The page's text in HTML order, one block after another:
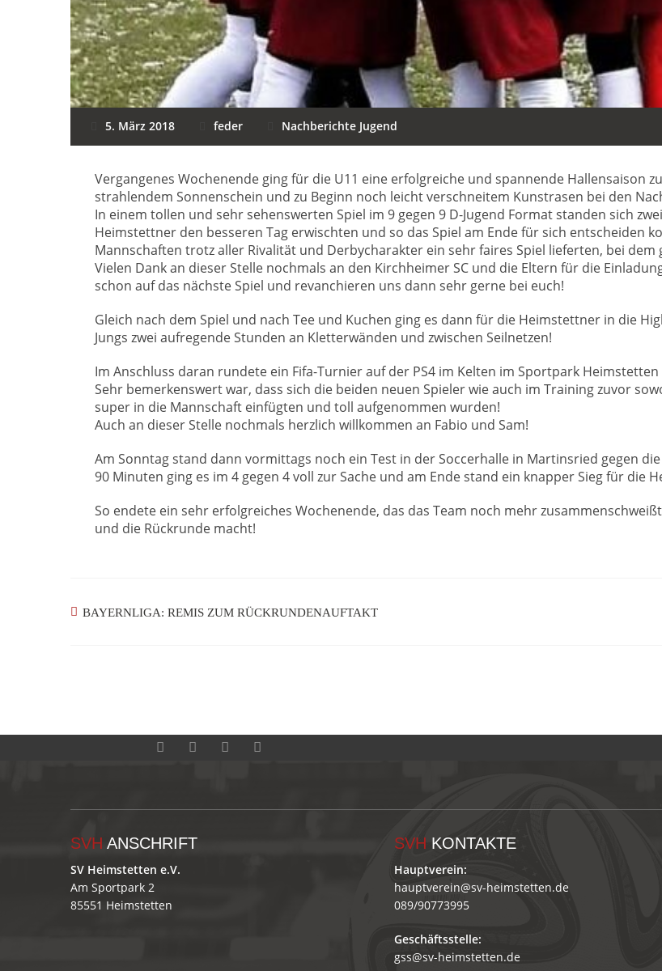
5. März 2018 feder Nachberichte Jugend
Vergangenes Wochenende ging für die U11 eine erfolgreiche und spannende Hallensaison
strahlendem Sonnenschein und zu Beginn noch leicht verschneitem Kunstrasen bei den
In einem tollen und sehr sehenswerten Spiel im 9 gegen 9 D-Jugend Format standen sich
Heimstettner den besseren Tag erwischten und so das Spiel am Ende für sich entscheiden
Mannschaften trotz aller Rivalität und Derbycharakter ein sehr faires Spiel lieferten, bei
Vielen Dank an dieser Stelle nochmals an den Kirchheimer SC und die Eltern für die
schon auf das nächste Spiel und revanchieren uns dann sehr gerne bei euch!
Gleich nach dem Spiel und nach Tee und Kuchen ging es dann für die Heimstettner in die
Jungs zwei aufregende Stunden an Kletterwänden und zwischen Seilnetzen!
Im Anschluss daran rundete ein Fifa-Turnier auf der PS4 im Kelten im Sportpark
Sehr bemerkenswert war, dass sich die beiden neuen Spieler wie auch im Training zuvor
super in die Mannschaft einfügten und toll aufgenommen wurden!
Auch an dieser Stelle nochmals herzlich willkommen an Fabio und Sam!
Am Sonntag stand dann vormittags noch ein Test in der Soccerhalle in Martinsried gegen die
90 Minuten ging es im 4 gegen 4 voll zur Sache und am Ende stand ein knapper Sieg für die
So endete ein sehr erfolgreiches Wochenende, das das Team noch mehr
und die Rückrunde macht!
BAYERNLIGA: REMIS ZUM RÜCKRUNDENAUFTAKT
SVH ANSCHRIFT
SV Heimstetten e.V.
Am Sportpark 2
85551 Heimstetten
SVH KONTAKTE
Hauptverein:
hauptverein@sv-heimstetten.de
089/90773995
Geschäftsstelle:
gss@sv-heimstetten.de